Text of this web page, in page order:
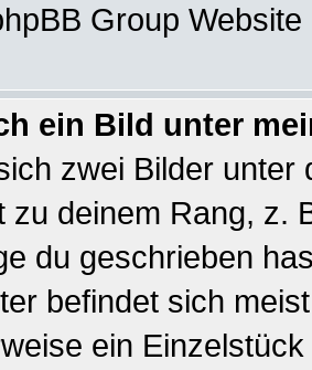
Group
ein Bild unter
zwei Bilder
zu deinem Rang, z.
du geschrieben
befindet sich
ein